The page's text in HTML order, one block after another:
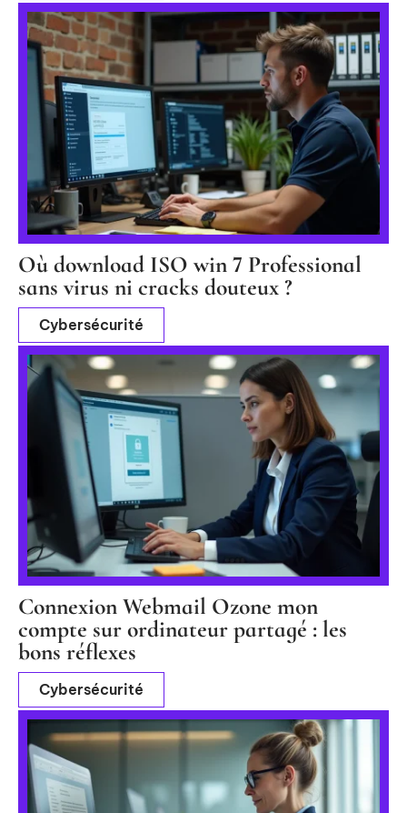
Où download ISO win 7 Professional
sans virus ni cracks douteux ?
Cybersécurité
Connexion Webmail Ozone mon
compte sur ordinateur partagé : les
bons réflexes
Cybersécurité